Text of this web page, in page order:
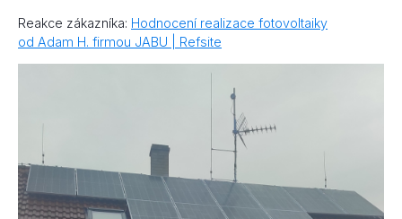
Reakce zákazníka: Hodnocení realizace fotovoltaiky
od Adam H. firmou JABU | Refsite